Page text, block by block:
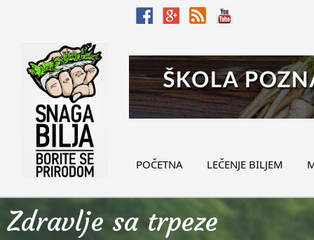
POČETNA LEČENJE BILJEM
Zdravlje sa trpeze